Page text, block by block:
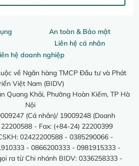
An toàn & Bảo mật
Liên hệ cá nhân
hệ doanh nghiệp
về Ngân hàng TMCP Đầu tư và Phát
Việt Nam (BIDV)
Quang Khải, Phường Hoàn Kiếm, TP Hà
Nội
(Cá nhân)/ 19009248 (Doanh
- Fax: (+84-24) 22200399
02422200588 - 0385290066 -
- 0866200333 - 0981915333 -
ra từ Chi nhánh BIDV: 0336258333 -